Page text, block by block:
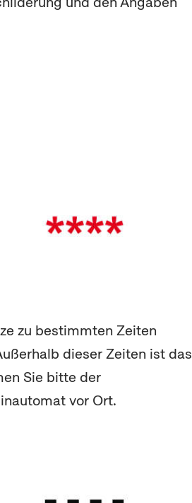
zu bestimmten Zeiten
dieser Zeiten ist das
Sie bitte der
vor Ort.